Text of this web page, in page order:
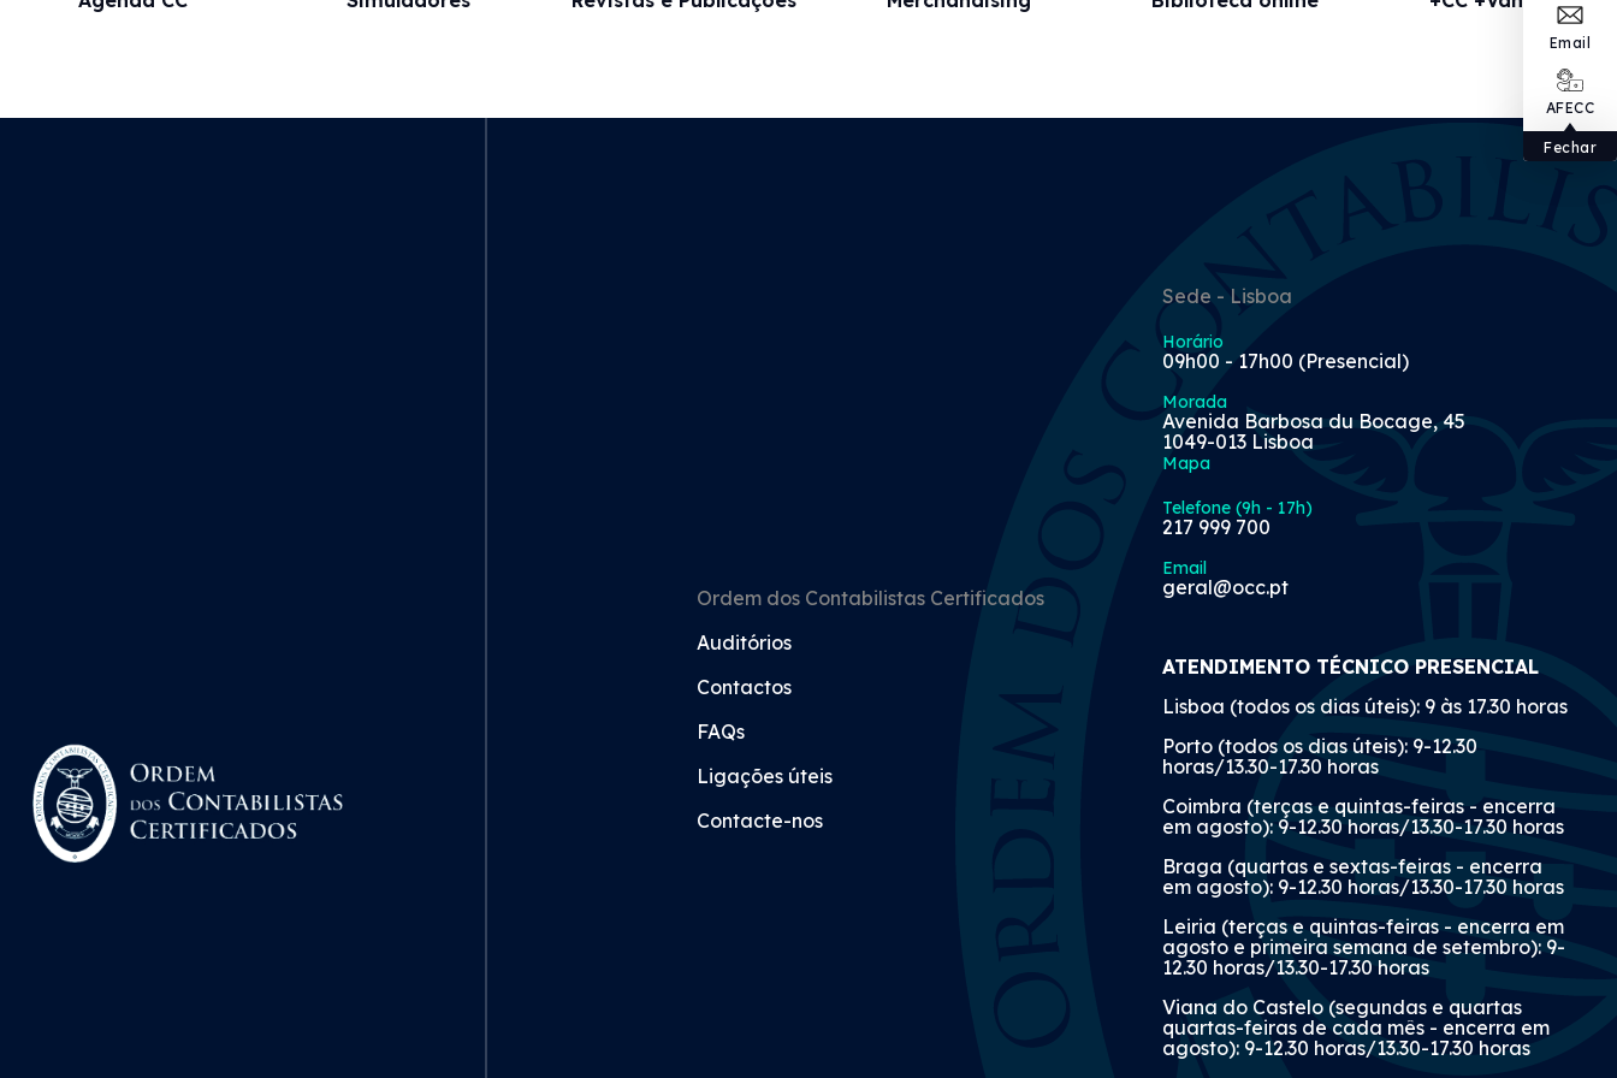
Email
AFECC
Fechar
Ordem dos Contabilistas Certificados
Auditórios
Contactos
FAQs
Ligações úteis
Contacte-nos
Sede - Lisboa
Horário
09h00 - 17h00 (Presencial)
Morada
Avenida Barbosa du Bocage, 45
1049-013 Lisboa
Mapa
Telefone (9h - 17h)
217 999 700
Email
geral@occ.pt
ATENDIMENTO TÉCNICO PRESENCIAL
Lisboa (todos os dias úteis): 9 às 17.30 horas
Porto (todos os dias úteis): 9-12.30
horas/13.30-17.30 horas
Coimbra (terças e quintas-feiras - encerra
em agosto): 9-12.30 horas/13.30-17.30 horas
Braga (quartas e sextas-feiras - encerra
em agosto): 9-12.30 horas/13.30-17.30 horas
Leiria (terças e quintas-feiras - encerra em
agosto e primeira semana de setembro): 9-
12.30 horas/13.30-17.30 horas
Viana do Castelo (segundas e quartas
quartas-feiras de cada mês - encerra em
agosto): 9-12.30 horas/13.30-17.30 horas